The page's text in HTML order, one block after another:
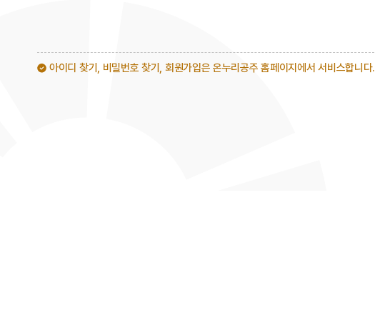
아이디 찾기, 비밀번호 찾기, 회원가입은 온누리공주 홈페이지에서 서비스합니다.